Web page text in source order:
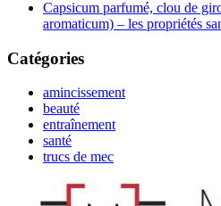
Capsicum parfumé, clou de
aromaticum) – les propriétés
Catégories
amincissement
beauté
entraînement
santé
trucs de mec